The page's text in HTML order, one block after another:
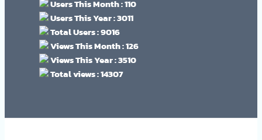
Users This Month : 110
Users This Year : 3011
Total Users : 9016
Views This Month : 126
Views This Year : 3510
Total views : 14307